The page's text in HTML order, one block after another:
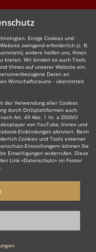
Einige Cookies und
zwingend erforderlich (z. B.
andere helfen uns, Ihnen
bieten. Wir binden so auch Tools
Vimeo auf unserer Website ein.
Daten an
Wirtschaftsraums - übermittelt
der Verwendung aller Cookies
durch Drittplattformen auch
Art. 49 Abs. 1 lit. a DSGVO
von YouTube, Vimeo und
Einbindungen aktiviert. Beim
Cookies und Tools externer
Einstellungen» können Sie
Einwilligungen widerrufen. Diese
Link «Datenschutz» im Footer